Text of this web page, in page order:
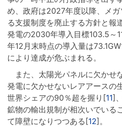
め、政府は2027年度以降、メ
る支援制度を廃止する方針と報
発電の2030年導入目標103.5～
年12月末時点の導入量は
により達成が危ぶまれる。
また、太陽光パネルに欠かせ
発電に欠かせないレアアースの
世界シェアの90％超を握り[11]
鉱物の輸出規制が相次いでいる
て障壁になりつつある[12]。